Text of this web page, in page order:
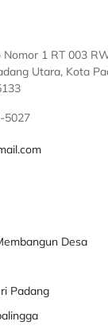
Nomor 1 RT 003
Utara, Kota
5027
Desa
Padang